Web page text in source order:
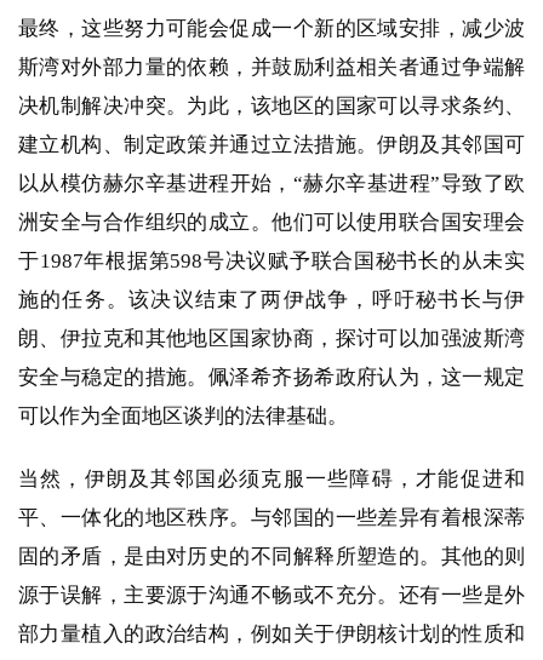
最终，这些努力可能会促成一个新的区域安排，减少波
斯湾对外部力量的依赖，并鼓励利益相关者通过争端解
决机制解决冲突。为此，该地区的国家可以寻求条约、
建立机构、制定政策并通过立法措施。伊朗及其邻国可
以从模仿赫尔辛基进程开始，“赫尔辛基进程”导致了欧
洲安全与合作组织的成立。他们可以使用联合国安理会
于1987年根据第598号决议赋予联合国秘书长的从未实
施的任务。该决议结束了两伊战争，呼吁秘书长与伊
朗、伊拉克和其他地区国家协商，探讨可以加强波斯湾
安全与稳定的措施。佩泽希齐扬希政府认为，这一规定
可以作为全面地区谈判的法律基础。
当然，伊朗及其邻国必须克服一些障碍，才能促进和
平、一体化的地区秩序。与邻国的一些差异有着根深蒂
固的矛盾，是由对历史的不同解释所塑造的。其他的则
源于误解，主要源于沟通不畅或不充分。还有一些是外
部力量植入的政治结构，例如关于伊朗核计划的性质和